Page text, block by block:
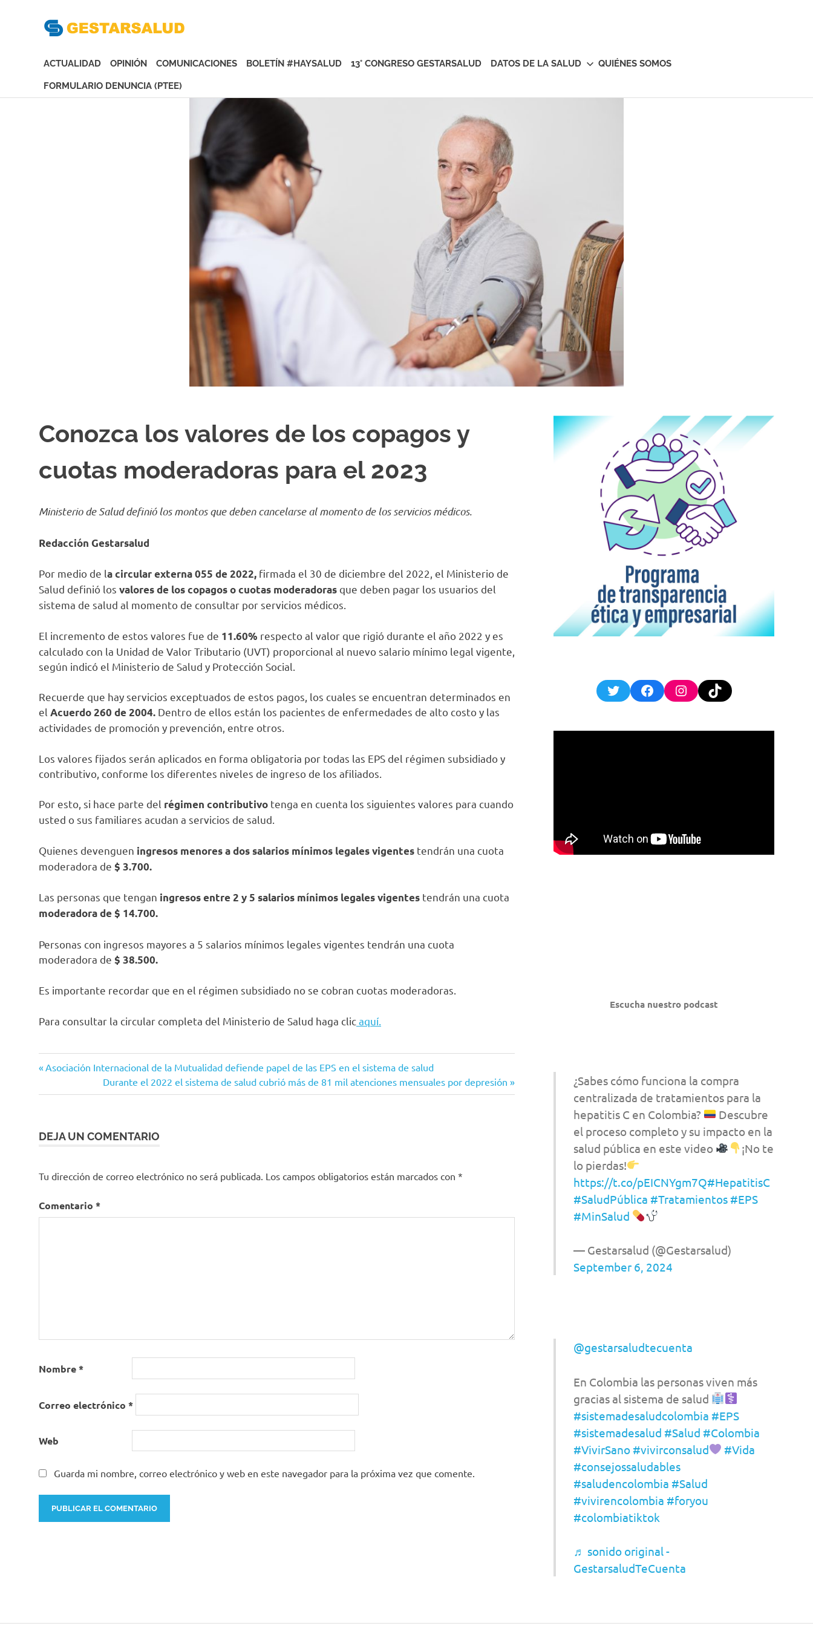
de
Gestoras
del
ACTUALIDAD OPINIÓN COMUNICACIONES BOLETÍN #HAYSALUD 13° CONGRESO GESTARSALUD DATOS DE LA SALUD QUIÉNES SOMOS
FORMULARIO DENUNCIA (PTEE)
Conozca los valores de los copagos y
cuotas moderadoras para el 2023
Ministerio de Salud definió los montos que deben cancelarse al momento de los servicios médicos.
Redacción Gestarsalud
Por medio de la circular externa 055 de 2022, firmada el 30 de diciembre del 2022, el Ministerio de
Salud definió los valores de los copagos o cuotas moderadoras que deben pagar los usuarios del
sistema de salud al momento de consultar por servicios médicos.
El incremento de estos valores fue de 11.60% respecto al valor que rigió durante el año 2022 y es
calculado con la Unidad de Valor Tributario (UVT) proporcional al nuevo salario mínimo legal vigente,
según indicó el Ministerio de Salud y Protección Social.
Recuerde que hay servicios exceptuados de estos pagos, los cuales se encuentran determinados en
el Acuerdo 260 de 2004. Dentro de ellos están los pacientes de enfermedades de alto costo y las
actividades de promoción y prevención, entre otros.
Los valores fijados serán aplicados en forma obligatoria por todas las EPS del régimen subsidiado y
contributivo, conforme los diferentes niveles de ingreso de los afiliados.
Por esto, si hace parte del régimen contributivo tenga en cuenta los siguientes valores para cuando
usted o sus familiares acudan a servicios de salud.
Quienes devenguen ingresos menores a dos salarios mínimos legales vigentes tendrán una cuota
moderadora de $ 3.700.
Las personas que tengan ingresos entre 2 y 5 salarios mínimos legales vigentes tendrán una cuota
moderadora de $ 14.700.
Personas con ingresos mayores a 5 salarios mínimos legales vigentes tendrán una cuota
moderadora de $ 38.500.
Es importante recordar que en el régimen subsidiado no se cobran cuotas moderadoras.
Para consultar la circular completa del Ministerio de Salud haga clicaquí.
moderadoras
Navegación
de
Entrada
Asociación Internacional de la Mutualidad defiende papel de las EPS en el sistema de salud
Siguiente
entrada:
Durante el 2022 el sistema de salud cubrió más de 81 mil atenciones mensuales por depresión
DEJA UN COMENTARIO
Tu dirección de correo electrónico no será publicada. Los campos obligatorios están marcados con *
Comentario *
Nombre*
Correo electrónico *
Web
Guarda mi nombre, correo electrónico y web en este navegador para la próxima vez que comente.
TwitterFacebookInstagram
TikTok
Escucha nuestro podcast
¿Sabes cómo funciona la compra
centralizada de tratamientos para la
hepatitis C en Colombia?
Descubre
el proceso completo y su impacto en la
salud pública en este video
¡No te
lo pierdas!
https://t.co/pEICNYgm7Q#HepatitisC
#SaludPública #Tratamientos #EPS
#MinSalud
— Gestarsalud (@Gestarsalud)
September 6, 2024
@gestarsaludtecuenta
En Colombia las personas viven más
gracias al sistema de salud
#sistemadesaludcolombia #EPS
#sistemadesalud #Salud #Colombia
#VivirSano #vivirconsalud
#Vida
#consejossaludables
#saludencolombia #Salud
#vivirencolombia #foryou
#colombiatiktok
♬ sonido original -
GestarsaludTeCuenta